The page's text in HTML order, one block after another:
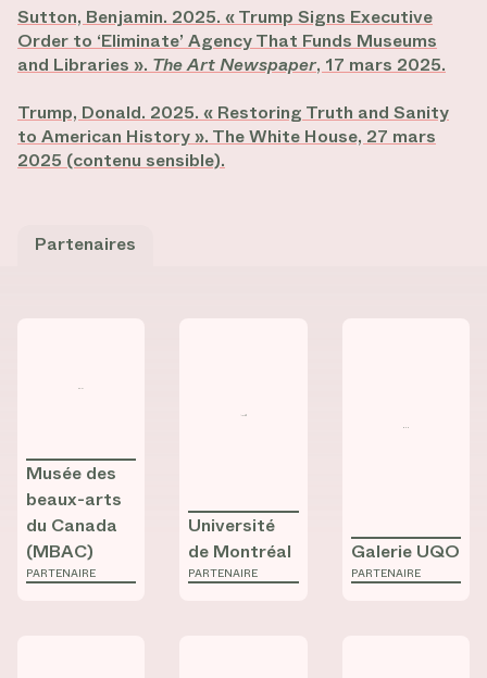
Sutton, Benjamin. 2025. « Trump Signs Executive
Order to ‘Eliminate’ Agency That Funds Museums
and Libraries ». The Art Newspaper, 17 mars 2025.
Trump, Donald. 2025. « Restoring Truth and Sanity
to American History ». The White House, 27 mars
2025 (contenu sensible).
Partenaires
Musée des
beaux-arts
du Canada
(MBAC)
PARTENAIRE
Université
de Montréal
PARTENAIRE
Galerie UQO
PARTENAIRE